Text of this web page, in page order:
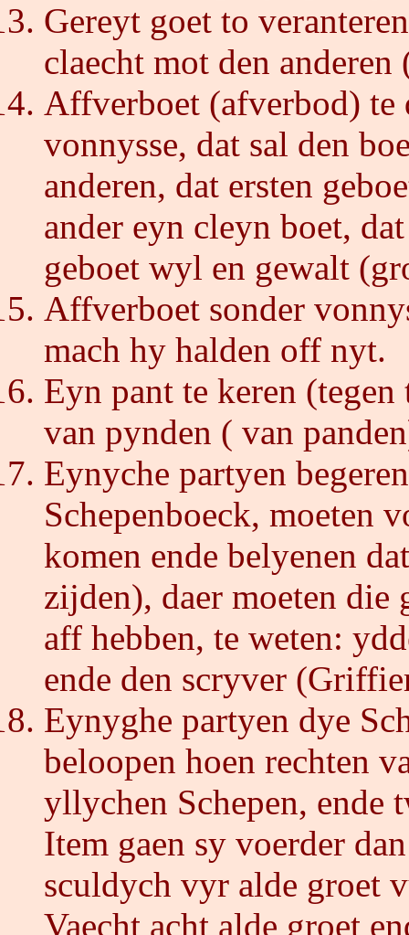
Gereyt goet to
claecht mot den
Affverboet (afverbod) te
vonnysse, dat sal den
anderen, dat ersten
ander eyn cleyn boet,
geboet wyl en gewalt
Affverboet sonder
mach hy halden off nyt.
Eyn pant te keren
van pynden ( van
Eynyche partyen
Schepenboeck, moeten
komen ende belyenen
zijden), daer moeten die
aff hebben, te weten:
ende den scryver
Eynyghe partyen dye
beloopen hoen rechten
yllychen Schepen, ende
Item gaen sy voerder
sculdych vyr alde groet
Vaecht acht alde groet